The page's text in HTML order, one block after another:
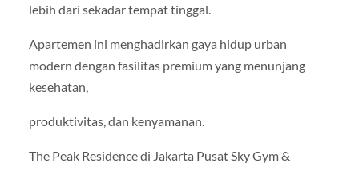
lebih dari sekadar tempat tinggal.
Apartemen ini menghadirkan gaya hidup urban
modern dengan fasilitas premium yang menunjang
kesehatan,
produktivitas, dan kenyamanan.
The Peak Residence di Jakarta Pusat Sky Gym &